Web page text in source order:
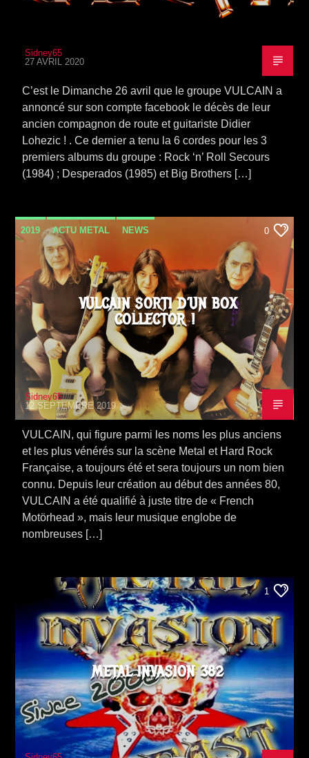
Sidney65
27 AVRIL 2020
C’est le Dimanche 26 avril que le groupe VULCAIN a
annoncé sur son compte facebook le décès de leur
ancien compagnon de route et guitariste Didier
Lohezic ! . Ce dernier a tenu la 6 cordes pour les 3
premiers albums du groupe : Rock ‘n’ Roll Secours
(1984) ; Desperados (1985) et Big Brothers […]
2019 ACTU METAL NEWS
SORTIE ALBUM
0
VULCAIN SORTI D’UN BOX
COLLECTOR !
Sidney65
12 SEPTEMBRE 2019
VULCAIN, qui figure parmi les noms les plus anciens
et les plus vénérés sur la scène Metal et Hard Rock
Française, a toujours été et sera toujours un nom bien
connu. Depuis leur création au début des années 80,
VULCAIN a été qualifié à juste titre de « French
Motörhead », mais leur musique englobe de
nombreuses […]
1
METAL INVASION 382